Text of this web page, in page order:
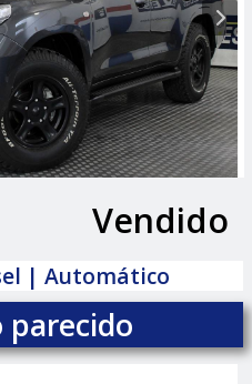
Vendido
| Automático
parecido